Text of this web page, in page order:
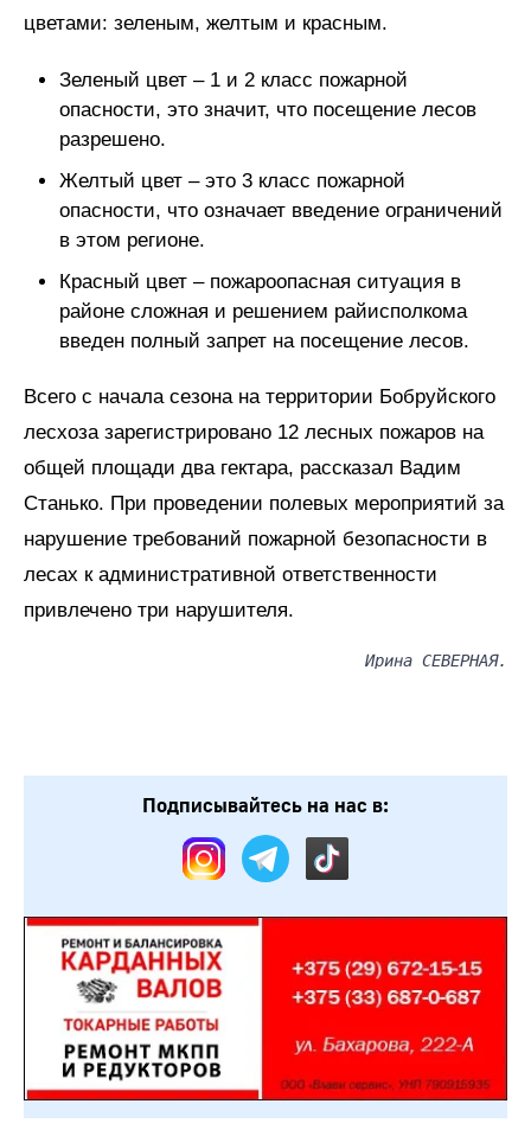
цветами: зеленым, желтым и красным.
Зеленый цвет – 1 и 2 класс пожарной
опасности, это значит, что посещение лесов
разрешено.
Желтый цвет – это 3 класс пожарной
опасности, что означает введение ограничений
в этом регионе.
Красный цвет – пожароопасная ситуация в
районе сложная и решением райисполкома
введен полный запрет на посещение лесов.
Всего с начала сезона на территории Бобруйского
лесхоза зарегистрировано 12 лесных пожаров на
общей площади два гектара, рассказал Вадим
Станько. При проведении полевых мероприятий за
нарушение требований пожарной безопасности в
лесах к административной ответственности
привлечено три нарушителя.
Ирина СЕВЕРНАЯ.
Подписывайтесь на нас в: